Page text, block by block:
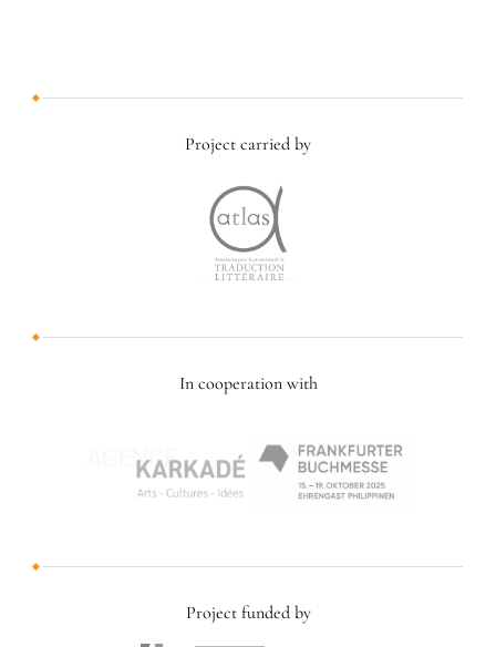
Project carried by
In cooperation with
Project funded by